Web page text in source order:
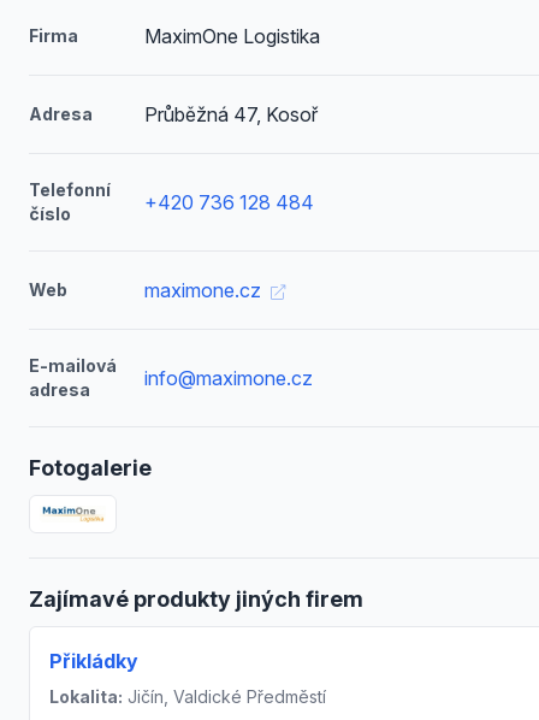
Firma MaximOne Logistika
Adresa Průběžná 47, Kosoř
Telefonní
číslo
+420 736 128 484
Web maximone.cz
E-mailová
adresa
info@maximone.cz
Fotogalerie
Zajímavé produkty jiných firem
Přikládky
Lokalita: Jičín, Valdické Předměstí